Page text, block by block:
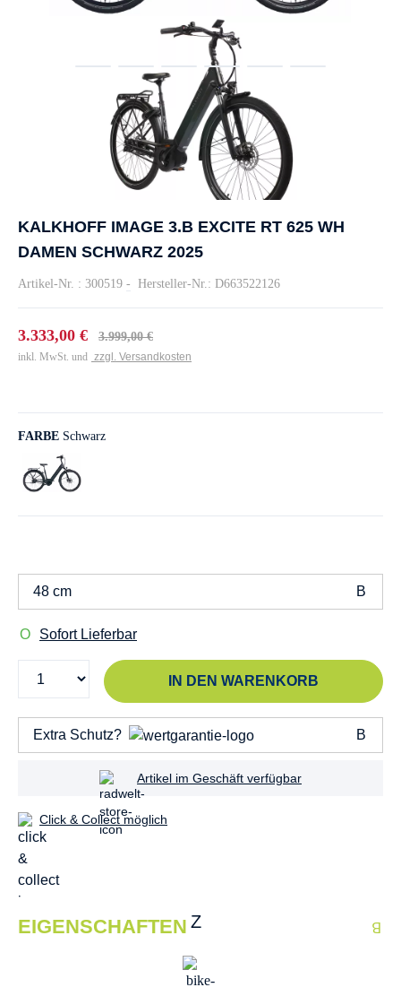
KALKHOFF IMAGE 3.B EXCITE RT 625 WH
DAMEN SCHWARZ 2025
Artikel-Nr. : 300519 - Hersteller-Nr.: D663522126
3.333,00 € 3.999,00 €
inkl. MwSt. und zzgl. Versandkosten
FARBE Schwarz
48 cm
Sofort Lieferbar
IN DEN WARENKORB
Extra Schutz?
Artikel im Geschäft verfügbar
Click & Collect möglich
EIGENSCHAFTEN